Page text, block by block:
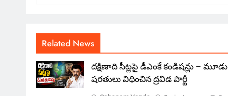
Related News
దక్షిణాది సీట్లపై డీఎంకే కండిషన్లు – మూడు
షరతులు విధించిన ద్రవిడ పార్టీ